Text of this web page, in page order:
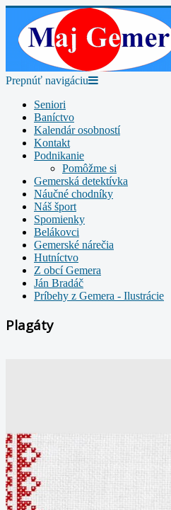
Prepnúť navigáciu
Seniori
Baníctvo
Kalendár osobností
Kontakt
Podnikanie
Pomôžme si
Gemerská detektívka
Náučné chodníky
Náš šport
Spomienky
Belákovci
Gemerské nárečia
Hutníctvo
Z obcí Gemera
Ján Bradáč
Príbehy z Gemera - Ilustrácie
Plagáty